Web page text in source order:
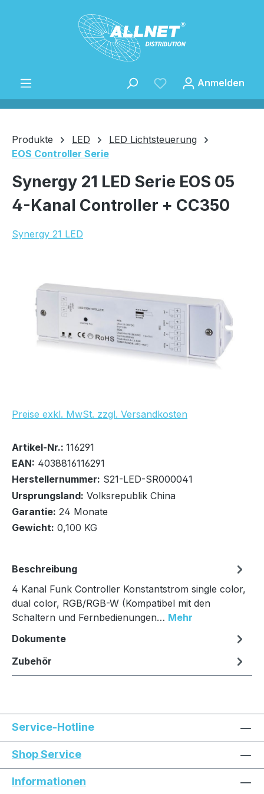
Zum Hauptinhalt springen
Speichern
Anmelden
Produkte LED
LED Lichtsteuerung
EOS Controller Serie
Synergy 21 LED Serie EOS 05
4-Kanal Controller + CC350
Synergy 21 LED
UVP Netto: 60,48 €
Preise exkl. MwSt. zzgl. Versandkosten
Bestand:31x
Sofort verfügbar, Lieferzeit: 1-2 Tage
In den Warenkorb
Artikel-Nr.: 116291
EAN: 4038816116291
Herstellernummer: S21-LED-SR000041
Ursprungsland: Volksrepublik China
Garantie: 24 Monate
Gewicht: 0,100 KG
Beschreibung
4 Kanal Funk Controller Konstantstrom single color,
dual color, RGB/RGB-W (Kompatibel mit den
Schaltern und Fernbedienungen… Mehr
Dokumente
Zubehör
Service-Hotline
Shop Service
Informationen